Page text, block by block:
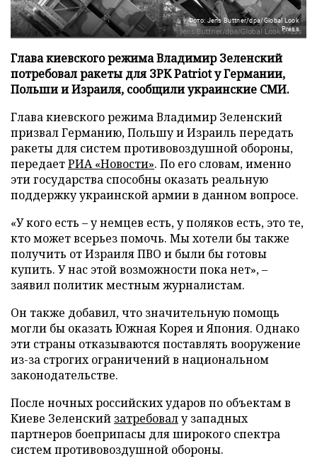
Фото: Jens Buttner/dpa/Global Look
Press
Глава киевского режима Владимир Зеленский
потребовал ракеты для ЗРК Patriot у Германии,
Польши и Израиля, сообщили украинские СМИ.
Глава киевского режима Владимир Зеленский
призвал Германию, Польшу и Израиль передать
ракеты для систем противовоздушной обороны,
передаетРИА «Новости». По его словам, именно
эти государства способны оказать реальную
поддержку украинской армии в данном вопросе.
«У кого есть – у немцев есть, у поляков есть, это те,
кто может всерьез помочь. Мы хотели бы также
получить от Израиля ПВО и были бы готовы
купить. У нас этой возможности пока нет», –
заявил политик местным журналистам.
Он также добавил, что значительную помощь
могли бы оказать Южная Корея и Япония. Однако
эти страны отказываются поставлять вооружение
из-за строгих ограничений в национальном
законодательстве.
После ночных российских ударов по объектам в
Киеве Зеленский затребовалу западных
партнеров боеприпасы для широкого спектра
систем противовоздушной обороны.